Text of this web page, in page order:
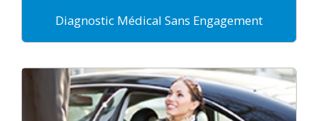
Diagnostic Médical Sans Engagement